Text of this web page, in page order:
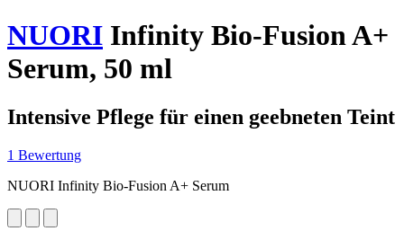
NUORI Infinity Bio-Fusion A+
Serum, 50 ml
Intensive Pflege für einen geebneten Teint
1 Bewertung
NUORI Infinity Bio-Fusion A+ Serum